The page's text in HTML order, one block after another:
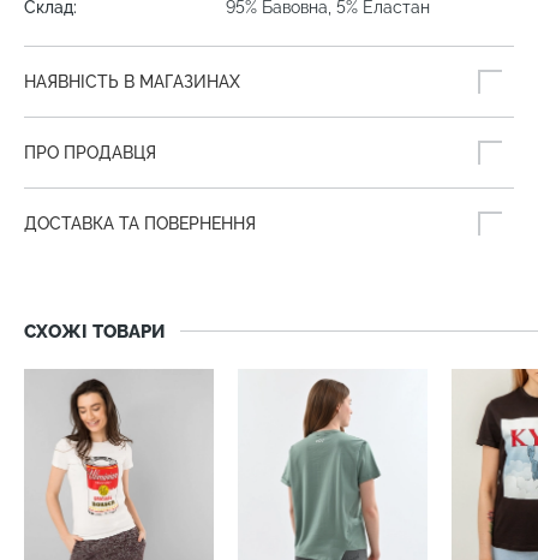
Склад:
95% Бавовна, 5% Еластан
НАЯВНІСТЬ В МАГАЗИНАХ
ПРО ПРОДАВЦЯ
ДОСТАВКА ТА ПОВЕРНЕННЯ
СХОЖІ ТОВАРИ